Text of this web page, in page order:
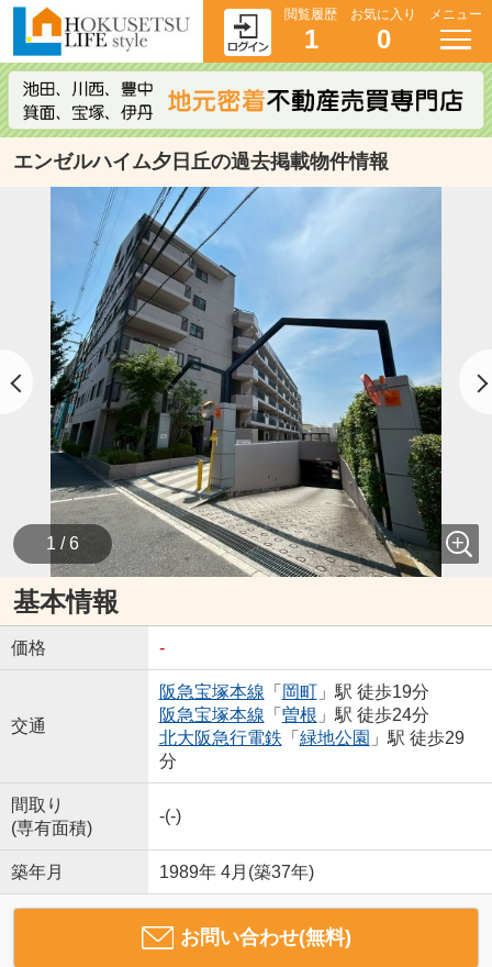
閲覧履歴
1
お気に入り
0
メニュー
エンゼルハイム夕日丘の過去掲載物件情報
1 / 6
基本情報
価格 -
交通
阪急宝塚本線 「 岡町」駅 徒歩19分
阪急宝塚本線 「 曽根 」駅 徒歩24分
北大阪急行電鉄 「 緑地公園 」駅 徒歩29
分
間取り
(専有面積)
-(-)
築年月 1989年 4月(築37年)
お問い合わせ(無料)